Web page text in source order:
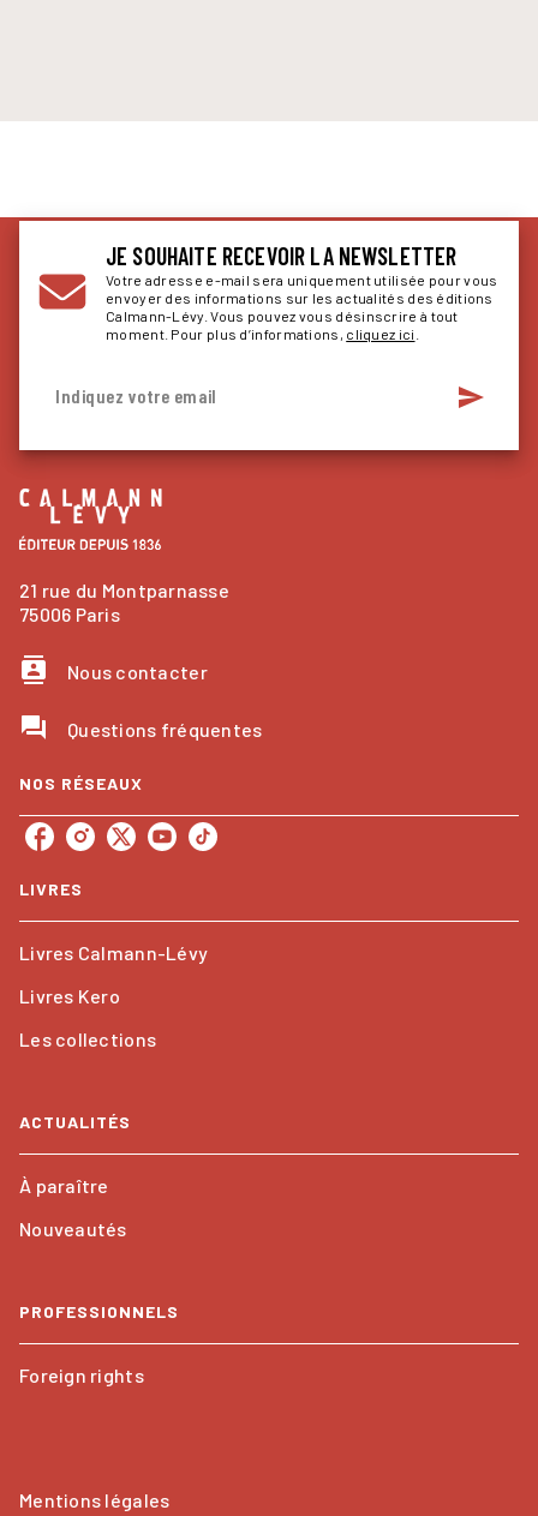
JE SOUHAITE RECEVOIR LA NEWSLETTER
Votre adresse e-mail sera uniquement utilisée pour vous
envoyer des informations sur les actualités des éditions
Calmann-Lévy. Vous pouvez vous désinscrire à tout
moment. Pour plus d’informations, cliquez ici
Indiquez votre email send
21 rue du Montparnasse
75006 Paris
contacts Nous contacter
question_answer Questions fréquentes
NOS RÉSEAUX
LIVRES
Livres Calmann-Lévy
Livres Kero
Les collections
ACTUALITÉS
À paraître
Nouveautés
PROFESSIONNELS
Foreign rights
Mentions légales